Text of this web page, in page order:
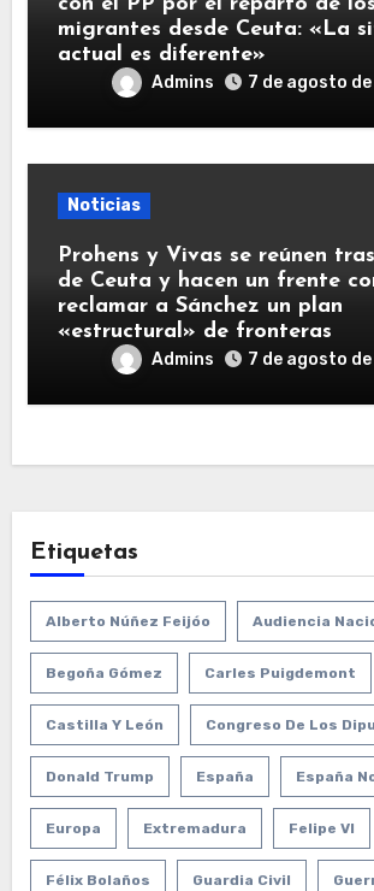
con el PP por el reparto de
migrantes desde Ceuta: «La
actual es diferente»
Admins 7 de agosto
Noticias
Prohens y Vivas se reúnen
de Ceuta y hacen un frente
reclamar a Sánchez un plan
«estructural» de fronteras
Admins 7 de agosto
Etiquetas
Alberto Núñez Feijóo Audiencia
Begoña Gómez Carles Puigdemont
Castilla Y León Congreso De Los
Donald Trump España España
Europa Extremadura Felipe VI
Félix Bolaños Guardia Civil